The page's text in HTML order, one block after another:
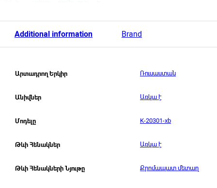
Additional information Brand
Արտադրող Երկիր Ռուսաստան
Անիվներ Առկա է
Մոդելը K-20301-xb
Թևի Հենակներ Առկա է
Թևի Հենակների Նյութը Քրոմապատ մետաղ